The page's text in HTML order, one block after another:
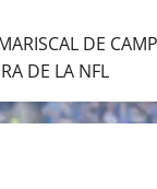
DE
DE LA NFL